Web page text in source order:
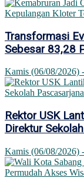
Transformasi
Sebesar 83,28
Kamis (06/08/2026)
Rektor USK
Direktur
Kamis (06/08/2026)